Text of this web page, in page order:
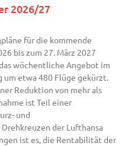
2026/27
für die kommende
bis zum 27. März 2027
wöchentliche Angebot im
um etwa 480 Flüge gekürzt.
Reduktion von mehr als
ist Teil einer
und
der Lufthansa
ist es, die Rentabilität der